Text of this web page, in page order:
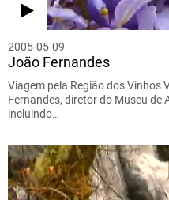
2005-05-09
João Fernandes
Viagem pela Região dos Vinhos
Fernandes, diretor do Museu de
incluindo…